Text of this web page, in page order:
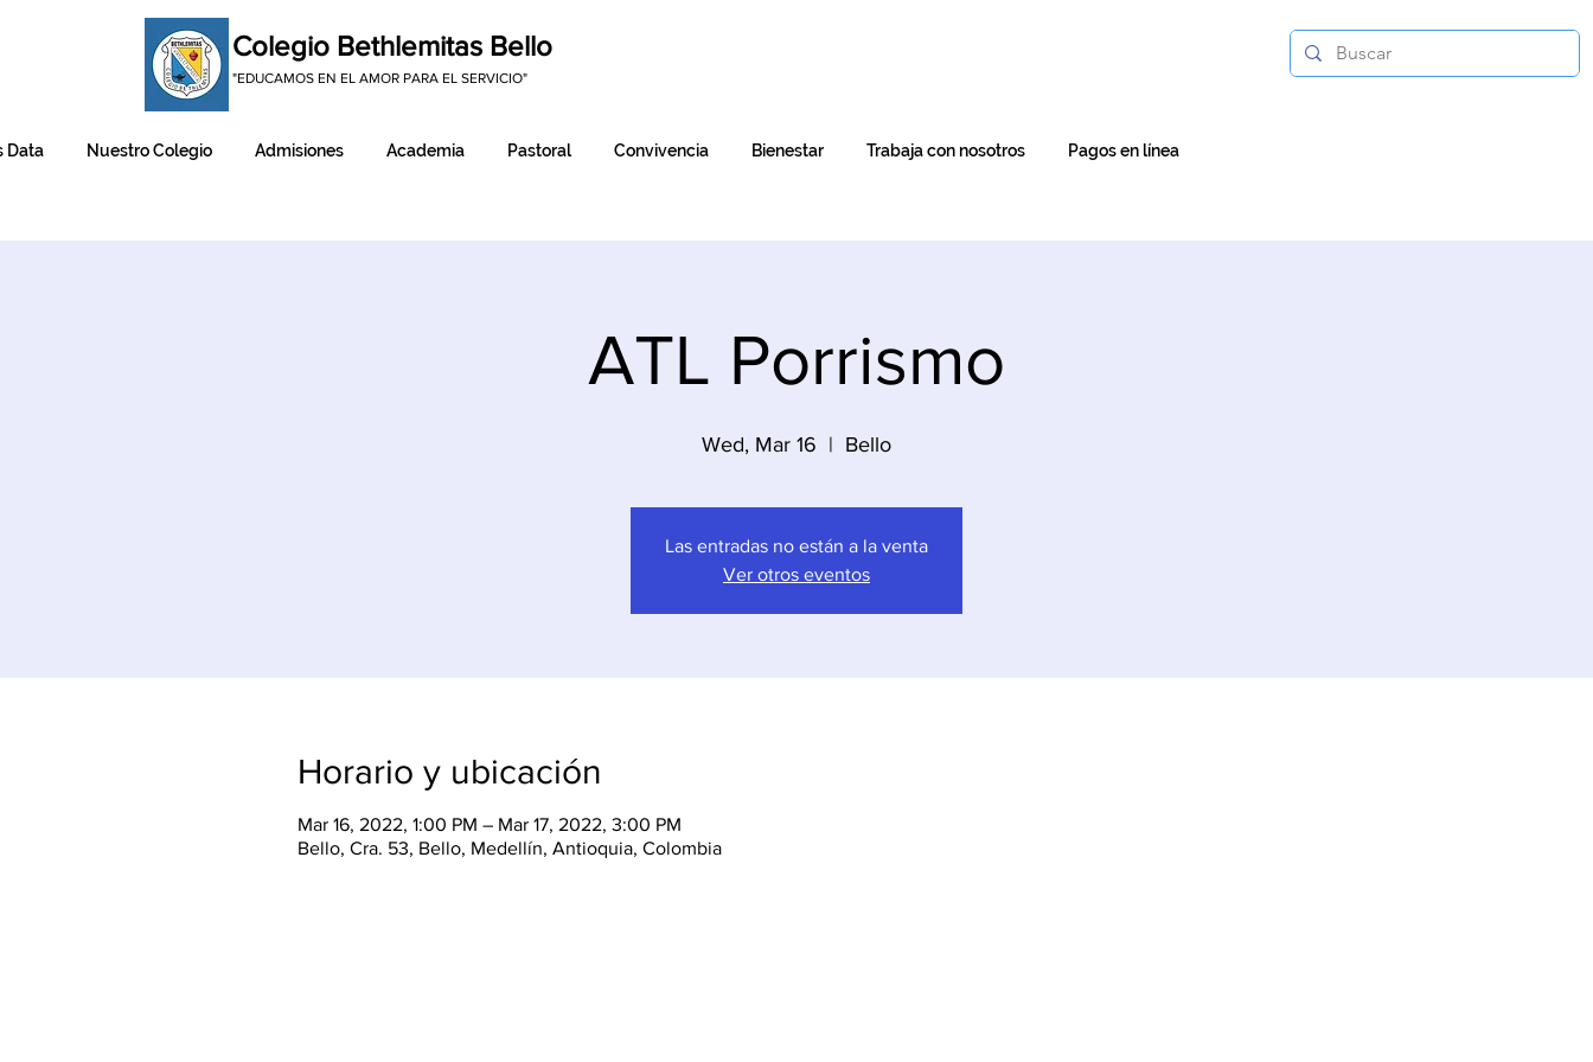
Colegio Bethlemitas Bello
"EDUCAMOS EN EL AMOR PARA EL SERVICIO"
Data Nuestro Colegio Admisiones Academia Pastoral Convivencia Bienestar Trabaja con nosotros Pagos en línea
ATL Porrismo
Wed, Mar 16
  |
Bello
Las entradas no están a la venta
Ver otros eventos
Horario y ubicación
Mar 16, 2022, 1:00 PM – Mar 17, 2022, 3:00 PM
Bello, Cra. 53, Bello, Medellín, Antioquia, Colombia